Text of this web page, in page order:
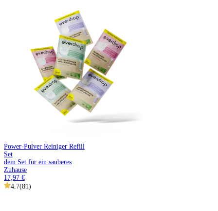
Power-Pulver Reiniger Refill
Set
dein Set für ein sauberes
Zuhause
17,97 €
4.7(81)